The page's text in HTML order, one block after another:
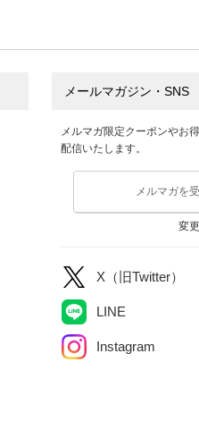
メールマガジン・SNS
メルマガ限定クーポンやお
配信いたします。
メルマガを
変
X（旧Twitter）
LINE
Instagram